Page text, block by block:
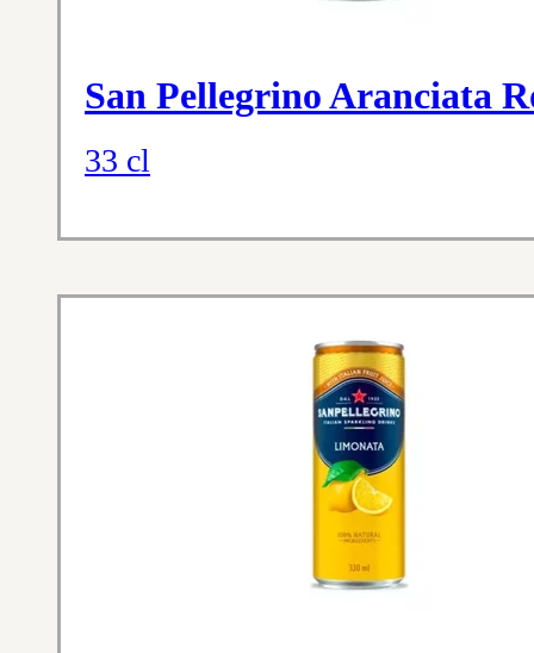
San Pellegrino Aranciata
33 cl